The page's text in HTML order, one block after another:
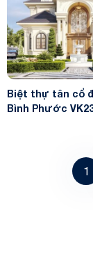
Biệt thự tân cổ
Bình Phước
1